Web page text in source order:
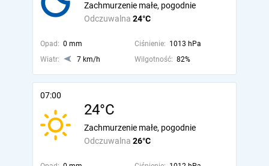
Odczuwalna 24°C
Zachmurzenie małe, pogodnie
Opad: 0 mm Ciśnienie: 1013 hPa
Wiatr:
7 km/h Wilgotność: 82%
07:00
24°C
Odczuwalna 26°C
Zachmurzenie małe, pogodnie